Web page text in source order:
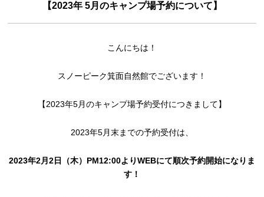
【2023年 5月のキャンプ場予約について】
こんにちは！
スノーピーク箕面自然館でございます！
【2023年5月のキャンプ場予約受付につきまして】
2023年5月末までの予約受付は、
2023年2月2日（木）PM12:00よりWEBにて順次予約開始になりま
す！